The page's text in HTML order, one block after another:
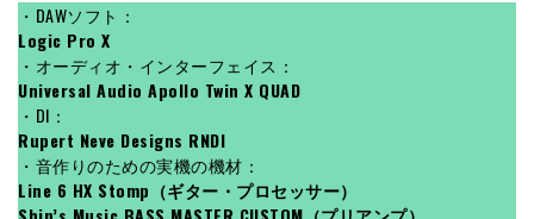
・DAWソフト：
Logic Pro X
・オーディオ・インターフェイス：
Universal Audio Apollo Twin X QUAD
・DI：
Rupert Neve Designs RNDI
・音作りのための実機の機材：
Line 6 HX Stomp（ギター・プロセッサー）